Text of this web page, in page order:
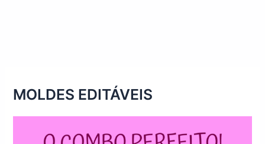
MOLDES EDITÁVEIS